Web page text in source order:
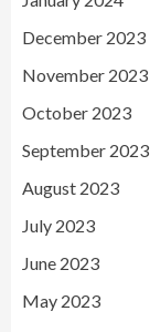
December 2023
November 2023
October 2023
September 2023
August 2023
July 2023
June 2023
May 2023